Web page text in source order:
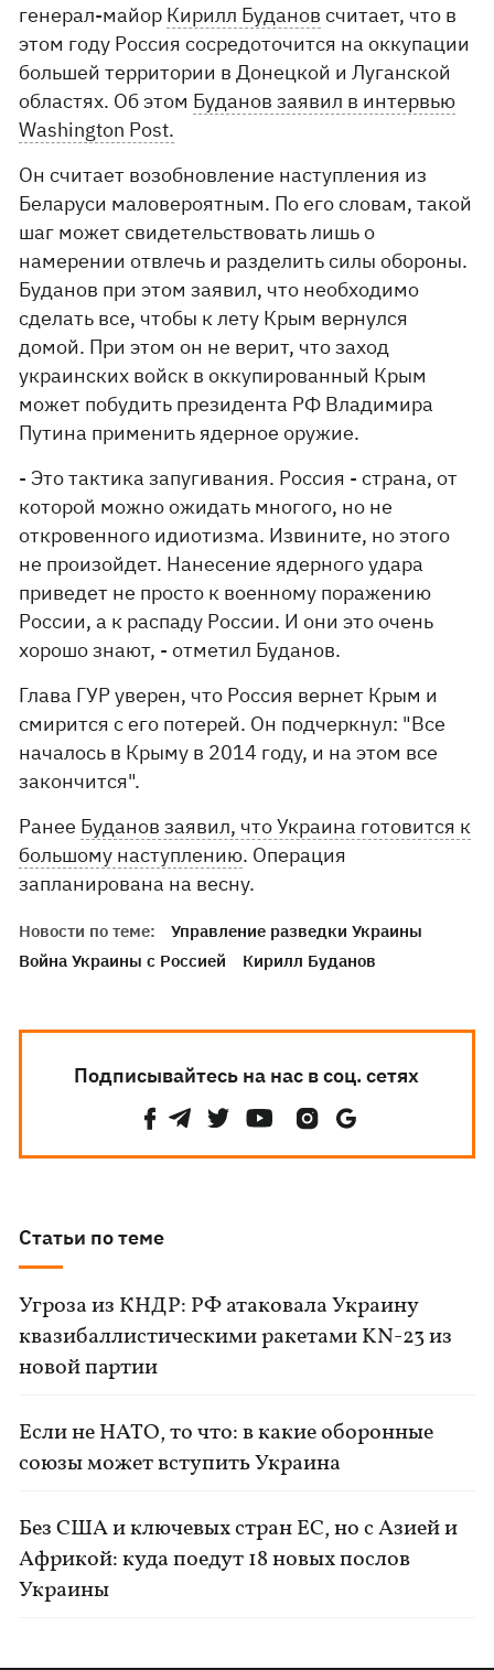
генерал-майор Кирилл Буданов считает, что в
этом году Россия сосредоточится на оккупации
большей территории в Донецкой и Луганской
областях. Об этом Буданов заявил в интервью
Washington Post.
Он считает возобновление наступления из
Беларуси маловероятным. По его словам, такой
шаг может свидетельствовать лишь о
намерении отвлечь и разделить силы обороны.
Буданов при этом заявил, что необходимо
сделать все, чтобы к лету Крым вернулся
домой. При этом он не верит, что заход
украинских войск в оккупированный Крым
может побудить президента РФ Владимира
Путина применить ядерное оружие.
- Это тактика запугивания. Россия - страна, от
которой можно ожидать многого, но не
откровенного идиотизма. Извините, но этого
не произойдет. Нанесение ядерного удара
приведет не просто к военному поражению
России, а к распаду России. И они это очень
хорошо знают, - отметил Буданов.
Глава ГУР уверен, что Россия вернет Крым и
смирится с его потерей. Он подчеркнул: "Все
началось в Крыму в 2014 году, и на этом все
закончится".
Ранее Буданов заявил, что Украина готовится к
большому наступлению. Операция
запланирована на весну.
Новости по теме:
Управление разведки Украины
Война Украины с Россией
Кирилл Буданов
Подписывайтесь на нас в соц. сетях
Статьи по теме
Угроза из КНДР: РФ атаковала Украину
квазибаллистическими ракетами KN-23 из
новой партии
Если не НАТО, то что: в какие оборонные
союзы может вступить Украина
Без США и ключевых стран ЕС, но с Азией и
Африкой: куда поедут 18 новых послов
Украины